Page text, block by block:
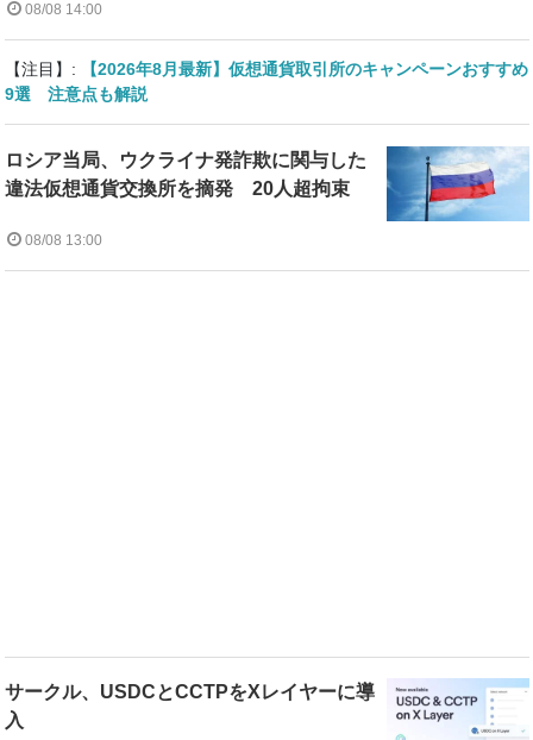
08/08 14:00
【注目】:
【2026年8月最新】仮想通貨取引所のキャンペーンおすすめ
9選 注意点も解説
ロシア当局、ウクライナ発詐欺に関与した
違法仮想通貨交換所を摘発 20人超拘束
08/08 13:00
サークル、USDCとCCTPをXレイヤーに導
入